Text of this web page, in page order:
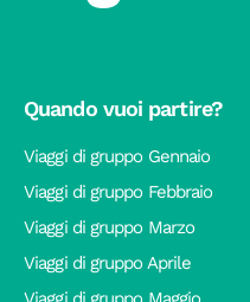
Quando vuoi partire?
Viaggi di gruppo Gennaio
Viaggi di gruppo Febbraio
Viaggi di gruppo Marzo
Viaggi di gruppo Aprile